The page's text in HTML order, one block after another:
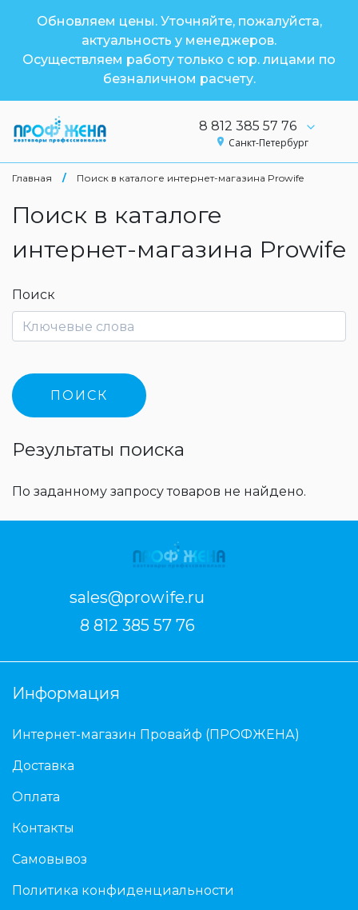
Обновляем цены. Уточняйте, пожалуйста,
актуальность у менеджеров.
Осуществляем работу только с юр. лицами по
безналичном расчету.
8 812 385 57 76
Санкт-Петербург
Главная / Поиск в каталоге интернет-магазина Prowife
Поиск в каталоге
интернет-магазина Prowife
Поиск
Результаты поиска
По заданному запросу товаров не найдено.
sales@prowife.ru
8 812 385 57 76
Информация
Интернет-магазин Провайф (ПРОФЖЕНА)
Доставка
Оплата
Контакты
Самовывоз
Политика конфиденциальности